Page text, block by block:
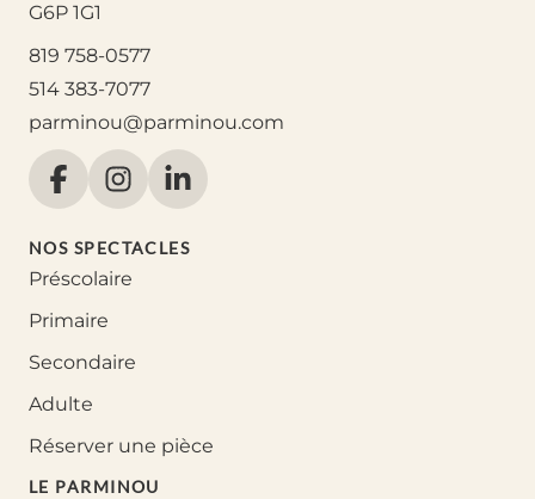
G6P 1G1
819 758-0577
514 383-7077
parminou@parminou.com
NOS SPECTACLES
Préscolaire
Primaire
Secondaire
Adulte
Réserver une pièce
LE PARMINOU